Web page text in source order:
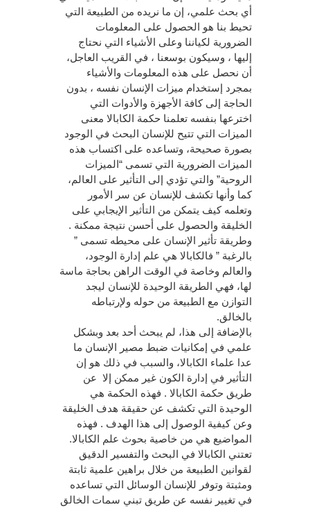
أي بحث علمي، إن ما نريده من الطبيعة التي
تحيط بنا هو الحصول على المعلومات
الضرورية لكياننا وعلى الأشياء التي نحتاج
إليها ، وسيكون بوسعنا ، في القريب العاجل،
أن نحصل على هذه المعلومات والأشياء
بمجرد إستخدام ميزات الإنسان نفسه ، بدون
الحاجة إلى كافة الأجهزة والأدوات التي
اخترعها بنفسه تعلمنا حكمة الكابالا معنى
الميزات التي تتيح للإنسان البحث في الوجود
بصورة صحيحة، وتساعده على اكتساب هذه
الميزات الضرورية التي تسمى “الميزات
الروحية” والتي تؤدي إلى التأثير على العالم،
كما وأنها تكشف للإنسان عن سر الأمور
وتعلمه كيف يتمكن من التأثير الإيجابي على
الخليقة والحصول على أحسن نتيجة ممكنة .
وطريقة تأثير الإنسان على محيطه تسمى ”
بالرغبة ” فالكابالا هي علم إدارة الوجود،
والعالم وخاصة في الوقت الراهن بحاجة ماسة
لها، فهي الطريقة الوحيدة للإنسان ليجد
التوازن مع الطبيعة من حوله ولإرتباطه
بالخالق.
بالإضافة إلى هذا، لم يبحث أحد بعد وبشكل
علمي في إمكانيات ضبط مصير الإنسان ما
عدا علماء الكابالا، والسبب في ذلك هو إن
التأثير في إدارة الكون غير ممكن إلا عن
طريق حكمة الكابالا . فهذه الحكمة هي
الوحيدة التي تكشف عن حقيقة هدف الخليقة
وعن كيفية الوصول إلى هذا الهدف . فهذه
المواضيع هي من خاصية بحوث علم الكابالا.
تعتني الكابالا في البحث والتفسير الدقيق
لقوانين الطبيعة من خلال براهين علمية ثابتة
ومثبتة وتوفر للإنسان الوسائل التي تساعده
في تغيير نفسه عن طريق تبني سمات الخالق